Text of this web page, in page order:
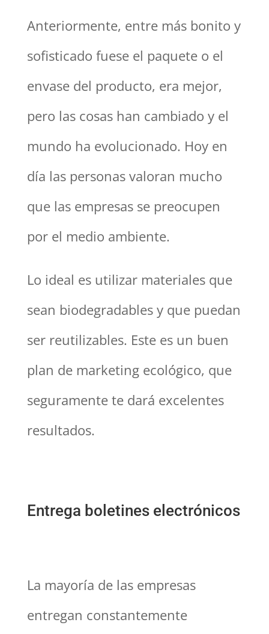
Anteriormente, entre más bonito y
sofisticado fuese el paquete o el
envase del producto, era mejor,
pero las cosas han cambiado y el
mundo ha evolucionado. Hoy en
día las personas valoran mucho
que las empresas se preocupen
por el medio ambiente.
Lo ideal es utilizar materiales que
sean biodegradables y que puedan
ser reutilizables. Este es un buen
plan de marketing ecológico, que
seguramente te dará excelentes
resultados.
Entrega boletines electrónicos
La mayoría de las empresas
entregan constantemente